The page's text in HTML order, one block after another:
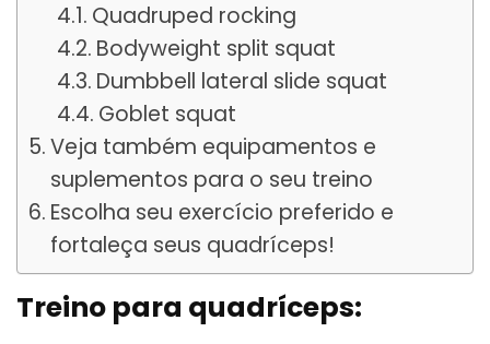
Quadruped rocking
Bodyweight split squat
Dumbbell lateral slide squat
Goblet squat
Veja também equipamentos e
suplementos para o seu treino
Escolha seu exercício preferido e
fortaleça seus quadríceps!
Treino para quadríceps: